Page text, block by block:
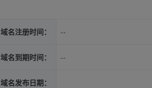
域名注册时间： --
域名到期时间： --
域名发布日期：